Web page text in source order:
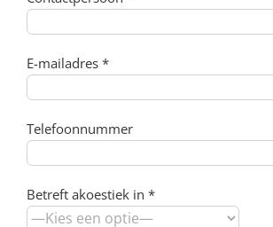
E-mailadres *
Telefoonnummer
Betreft akoestiek in *